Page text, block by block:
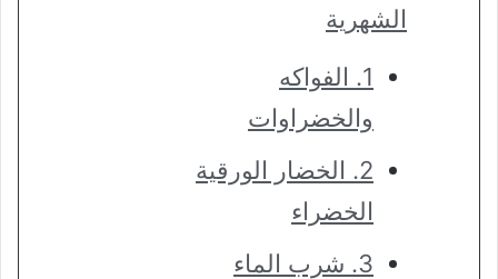
الشهرية
1. الفواكه
والخضراوات
2. الخضار الورقية
الخضراء
3. شرب الماء